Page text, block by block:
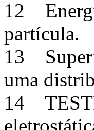
12
partícula.
13
uma
14